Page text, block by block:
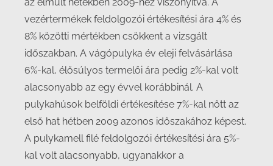
vezértermékek feldolgozói értékesítési ára 4% és
8% közötti mértékben csökkent a vizsgált
időszakban. A vágópulyka év eleji felvásárlása
6%-kal, élősúlyos termelői ára pedig 2%-kal volt
alacsonyabb az egy évvel korábbinál. A
pulykahúsok belföldi értékesítése 7%-kal nőtt az
első hat hétben 2009 azonos időszakához képest.
A pulykamell filé feldolgozói értékesítési ára 5%-
kal volt alacsonyabb, ugyanakkor a